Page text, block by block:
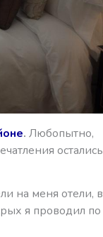
. Любопытно,
остались
на меня отели, в
я проводил по